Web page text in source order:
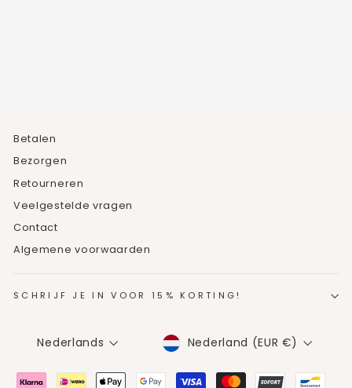
Betalen
Bezorgen
Retourneren
Veelgestelde vragen
Contact
Algemene voorwaarden
SCHRIJF JE IN VOOR 15% KORTING!
TAAL
Nederlands MUNTEENHEID
Nederland (EUR €)